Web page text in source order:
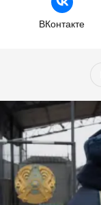
ВКонтакте